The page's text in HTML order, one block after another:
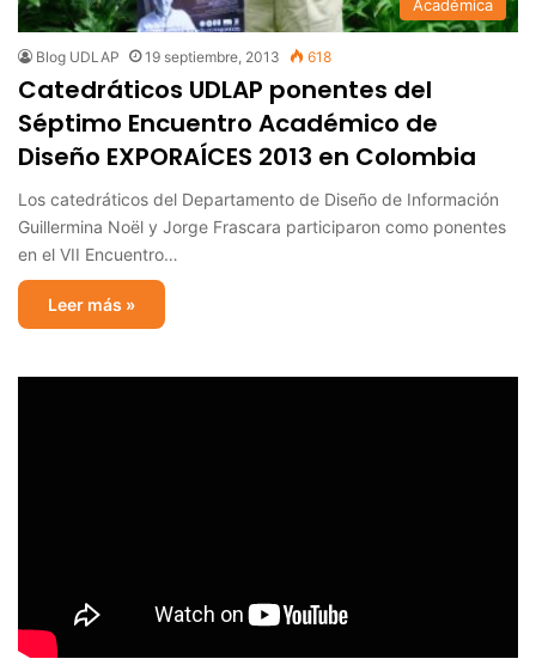
Académica
Blog UDLAP 19 septiembre, 2013 618
Catedráticos UDLAP ponentes del
Séptimo Encuentro Académico de
Diseño EXPORAÍCES 2013 en Colombia
Los catedráticos del Departamento de Diseño de Información
Guillermina Noël y Jorge Frascara participaron como ponentes
en el VII Encuentro…
Leer más »